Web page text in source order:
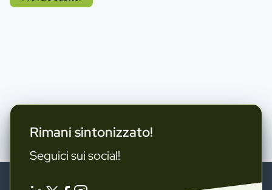
Rimani sintonizzato!
Seguici sui social!